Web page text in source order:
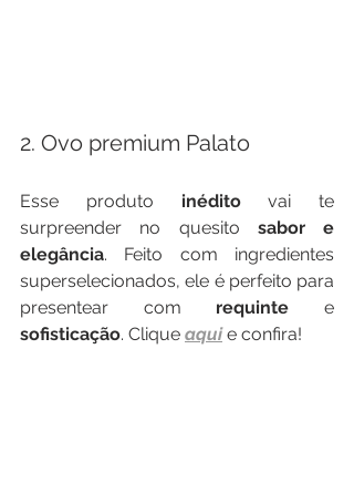
2. Ovo premium Palato
Esse produto inédito vai te
surpreender no quesito sabor e
elegância. Feito com ingredientes
superselecionados, ele é perfeito para
presentear com requinte
sofisticação. Clique aqui e confira!